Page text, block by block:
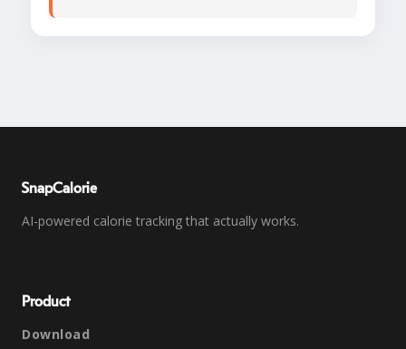
SnapCalorie
AI-powered calorie tracking that actually works.
Product
Download